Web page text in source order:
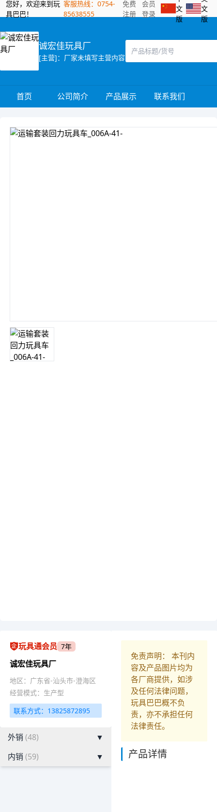
您好，欢迎来到玩
具巴巴！
客服热线：0754-
85638555
免费
注册
会员
登录
文
版
文
版
诚宏佳玩具厂
[主营]：厂家未填写主营内容
首页 公司简介 产品展示 联系我们
玩具通会员 7年
诚宏佳玩具厂
地区：广东省-汕头市-澄海区
经营模式：生产型
联系方式：13825872895
外销 (48)
▼
内销 (59) ▼
免责声明： 本刊内
容及产品图片均为
各厂商提供，如涉
及任何法律问题，
玩具巴巴概不负
责，亦不承担任何
法律责任。
产品详情